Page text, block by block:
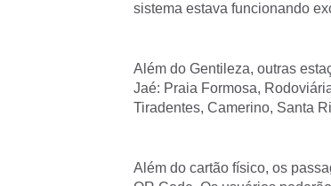
sistema estava funcionando
Além do Gentileza, outras
Jaé: Praia Formosa,
Tiradentes, Camerino, Santa
Além do cartão físico, os